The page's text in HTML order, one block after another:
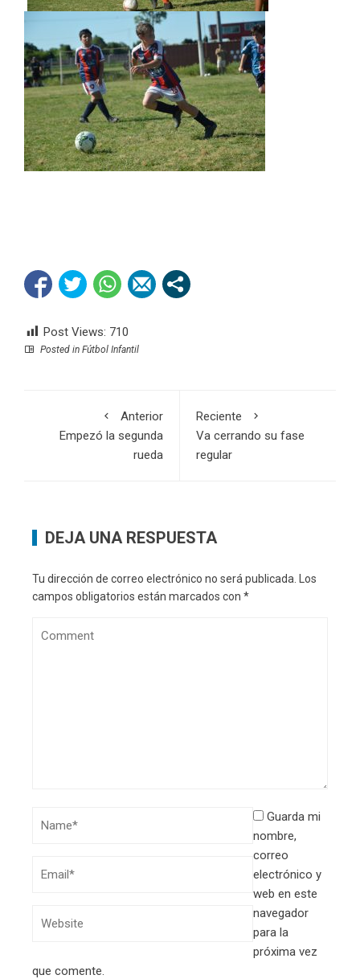
Post Views: 710
Posted in Fútbol Infantil
Anterior
Empezó la segunda
rueda
Reciente
Va cerrando su fase
regular
DEJA UNA RESPUESTA
Tu dirección de correo electrónico no será publicada.
Los
campos obligatorios están marcados con *
Guarda mi
nombre,
correo
electrónico y
web en este
navegador
para la
próxima vez
que comente.